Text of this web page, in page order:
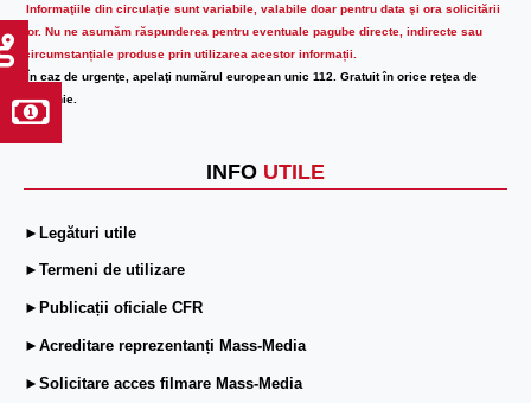
Informaţiile din circulaţie sunt variabile, valabile doar pentru data şi ora solicitării
lor. Nu ne asumăm răspunderea pentru eventuale pagube directe, indirecte sau
circumstanțiale produse prin utilizarea acestor informații.
În caz de urgenţe, apelaţi numărul european unic 112. Gratuit în orice reţea de
telefonie.
INFO UTILE
►Legături utile
►Termeni de utilizare
►Publicații oficiale CFR
►Acreditare reprezentanți Mass-Media
►Solicitare acces filmare Mass-Media